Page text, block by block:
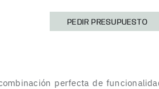
PEDIR PRESUPUESTO
perfecta de